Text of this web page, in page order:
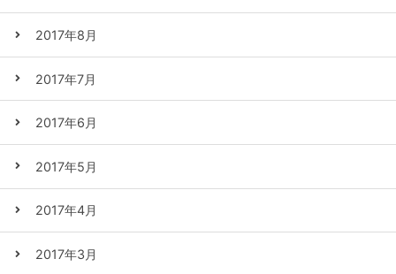
2017年8月
2017年7月
2017年6月
2017年5月
2017年4月
2017年3月